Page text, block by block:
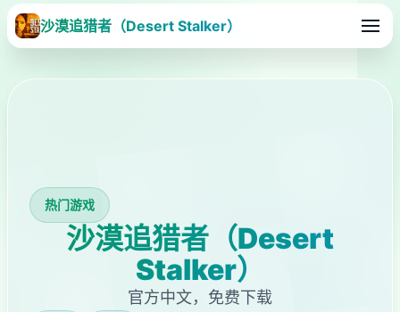
沙漠追猎者（Desert Stalker）
热门游戏
沙漠追猎者（Desert
Stalker）
官方中文，免费下载